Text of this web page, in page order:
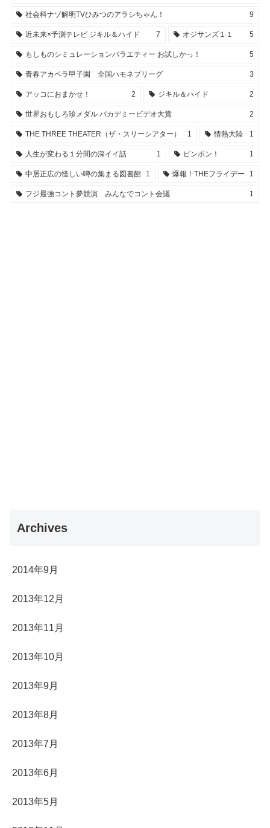
社会科ナゾ解明TVひみつのアラシちゃん！ 9
近未来×予測テレビ ジキル＆ハイド 7 オジサンズ１１ 5
もしものシミュレーションバラエティー お試しかっ！ 5
青春アカペラ甲子園 全国ハモネプリーグ 3
アッコにおまかせ！ 2 ジキル＆ハイド 2
世界おもしろ珍メダル バカデミービデオ大賞 2
THE THREE THEATER（ザ・スリーシアター） 1 情熱大陸 1
人生が変わる１分間の深イイ話 1 ピンポン！ 1
中居正広の怪しい噂の集まる図書館 1 爆報！THEフライデー 1
フジ最強コント夢競演 みんなでコント会議 1
Archives
2014年9月
2013年12月
2013年11月
2013年10月
2013年9月
2013年8月
2013年7月
2013年6月
2013年5月